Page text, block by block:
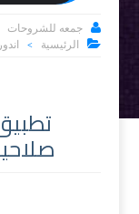
 جمعه للشروحات

الرئيسية >